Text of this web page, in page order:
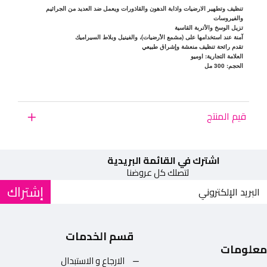
تنظيف وتطهير الارضيات واذابة الدهون والقاذورات ويعمل ضد العديد من الجراثيم
والفيروسات
تزيل الوسخ والأتربة القاسية
آمنة عند استخدامها على (مشمع الأرضيات)، والفينيل وبلاط السيراميك
تقدم رائحة تنظيف منعشة وإشراق طبيعي
العلامة التجارية: اوميو
الحجم: 300 مل
قيم المنتج
اشترك في القائمة البريدية
لتصلك كل عروضنا
إشتراك
معلومات
قسم الخدمات
الارجاع و الاستبدال